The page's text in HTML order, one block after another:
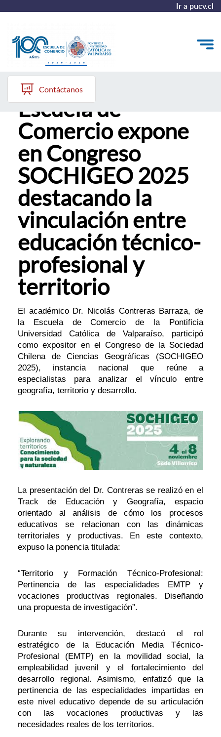
Ir a pucv.cl
Quiénes somos
Vinculación con el Medio
Formación Continua
Postgrados
Admisión
ALUMNI
Contáctanos
Académico de la
Escuela de
Comercio expone
en Congreso
SOCHIGEO 2025
destacando la
vinculación entre
educación técnico-
profesional y
territorio
El académico Dr. Nicolás Contreras Barraza, de
la Escuela de Comercio de la Pontificia
Universidad Católica de Valparaíso, participó
como expositor en el Congreso de la Sociedad
Chilena de Ciencias Geográficas (SOCHIGEO
2025), instancia nacional que reúne a
especialistas para analizar el vínculo entre
geografía, territorio y desarrollo.
La presentación del Dr. Contreras se realizó en el
Track de Educación y Geografía, espacio
orientado al análisis de cómo los procesos
educativos se relacionan con las dinámicas
territoriales y productivas. En este contexto,
expuso la ponencia titulada:
“Territorio y Formación Técnico-Profesional:
Pertinencia de las especialidades EMTP y
vocaciones productivas regionales. Diseñando
una propuesta de investigación”.
Durante su intervención, destacó el rol
estratégico de la Educación Media Técnico-
Profesional (EMTP) en la movilidad social, la
empleabilidad juvenil y el fortalecimiento del
desarrollo regional. Asimismo, enfatizó que la
pertinencia de las especialidades impartidas en
este nivel educativo depende de su articulación
con las vocaciones productivas y las
necesidades reales de los territorios.